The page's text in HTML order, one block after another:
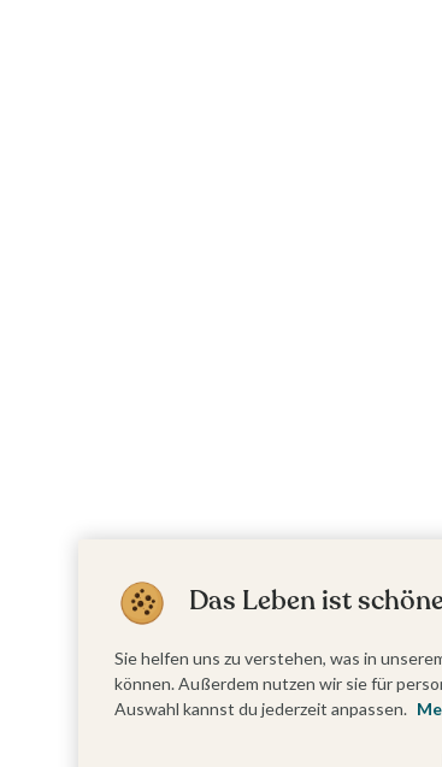
Das Leben ist
Sie helfen uns zu verstehen, was in
können. Außerdem nutzen wir sie für
Auswahl kannst du jederzeit anpassen.